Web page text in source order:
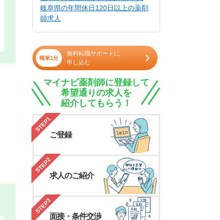
岐阜県の年間休日120日以上の薬剤
師求人
簡単1分
無料転職サポートに
申し込む
マイナビ薬剤師に登録して
希望通りの求人を
紹介してもらう！
STEP1
ご登録
STEP2
求人のご紹介
STEP3
面接・条件交渉